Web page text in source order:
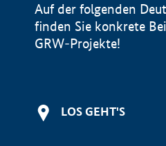
Auf der folgenden
finden Sie konkrete
GRW-Projekte!
LOS GEHT'S